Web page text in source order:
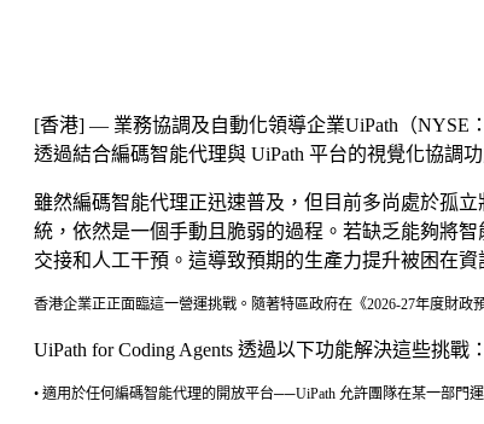
[香港] — 業務協調及自動化領導企業UiPath（NYSE
透過結合編碼智能代理與 UiPath 平台的視覺化協調
雖然編碼智能代理正迅速普及，但目前多尚處於孤
統，依然是一個手動且脆弱的過程。若缺乏能夠將
交接和人工干預。這導致預期的生產力提升被困在
香港企業正正面臨這一營運挑戰。隨著特區政府在《2026-27年度財
UiPath for Coding Agents 透過以下功能解決這些挑戰：
• 適用於任何編碼智能代理的開放平台──UiPath 允許團隊在某一部門